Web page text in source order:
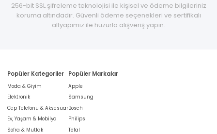
256-bit SSL şifreleme teknolojisi ile kişisel ve ödeme bilgileriniz
koruma altındadır. Güvenli ödeme seçenekleri ve sertifikalı
altyapımız ile huzurla alışveriş yapın.
Popüler Kategoriler
Moda & Giyim
Elektronik
Cep Telefonu & Aksesuar
Ev, Yaşam & Mobilya
Sofra & Mutfak
Popüler Markalar
Apple
Samsung
Bosch
Philips
Tefal